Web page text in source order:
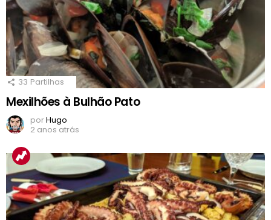
33 Partilhas
Mexilhões à Bulhão Pato
porHugo
2 anos atrás